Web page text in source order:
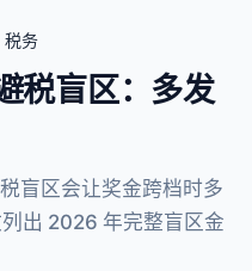
务
税盲区：多发
盲区会让奖金跨档时多
出 2026 年完整盲区金